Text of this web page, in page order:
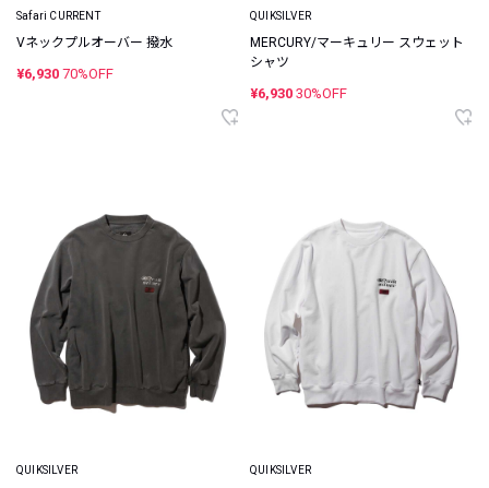
Safari CURRENT
Vネックプルオーバー 撥水
¥6,930 70%OFF
QUIKSILVER
MERCURY/マーキュリー スウェット
シャツ
¥6,930 30%OFF
QUIKSILVER QUIKSILVER